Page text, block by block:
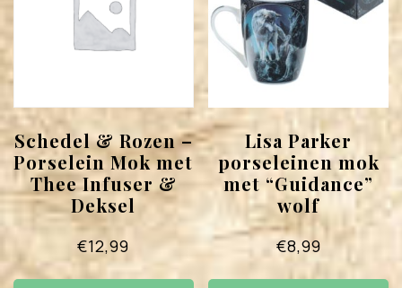
Schedel & Rozen –
Porselein Mok met
Thee Infuser &
Deksel
€12,99
Lisa Parker
porseleinen mok
met “Guidance”
wolf
€8,99